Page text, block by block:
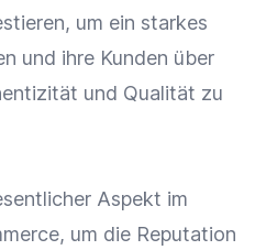
um ein starkes
und ihre Kunden über
und Qualität zu
Aspekt im
, um die Reputation